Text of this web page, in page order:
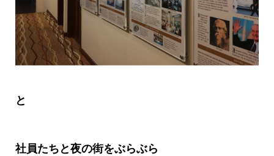
と
社員たちと夜の街をぶらぶら